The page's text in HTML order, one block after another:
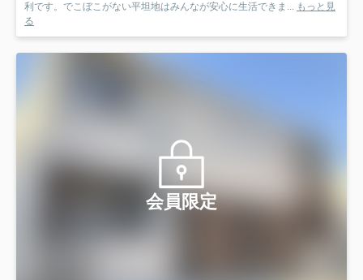
利です。でこぼこがない平坦地はみんなが安心に生活できま... もっと見
る
会員限定